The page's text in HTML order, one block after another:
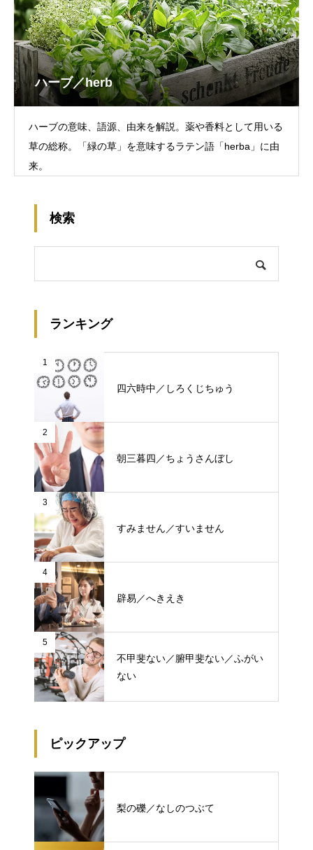
ハーブ／herb
ハーブの意味、語源、由来を解説。薬や香料として用いる
草の総称。「緑の草」を意味するラテン語「herba」に由
来。
検索
ランキング
1
四六時中／しろくじちゅう
2
朝三暮四／ちょうさんぼし
3
すみません／すいません
4
辟易／へきえき
5
不甲斐ない／腑甲斐ない／ふがい
ない
ピックアップ
梨の礫／なしのつぶて